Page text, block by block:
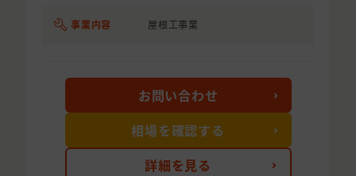
事業内容 屋根工事業
詳細を見る
お問い合わせ
相場を確認する